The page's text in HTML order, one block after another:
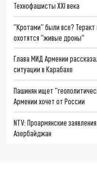
Технофашисты XXI века
"Кротами" были все? Теракт
охотятся "живые дроны"
Глава МИД Армении
ситуации в Карабахе
Пашинян ищет
Армении хочет от России
NTV: Проармянские
Азербайджан